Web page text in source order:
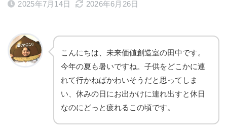
2025年7月14日 2026年6月26日
こんにちは、未来価値創造室の田中です。
今年の夏も暑いですね。子供をどこかに連
れて行かねばかわいそうだと思ってしま
い、休みの日にお出かけに連れ出すと休日
なのにどっと疲れるこの頃です。